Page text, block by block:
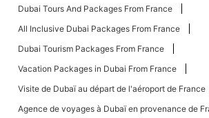
Dubai Tours And Packages From France
All Inclusive Dubai Packages From France
Dubai Tourism Packages From France
Vacation Packages in Dubai From France
Visite de Dubaï au départ de l'aéroport de France
Agence de voyages à Dubaï en provenance de